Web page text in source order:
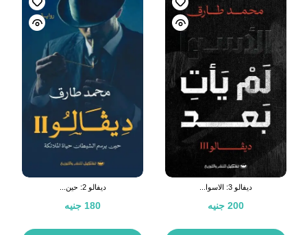
ديفالو 3: الاسوا...
200 جنيه
ديفالو 2: حين...
180 جنيه